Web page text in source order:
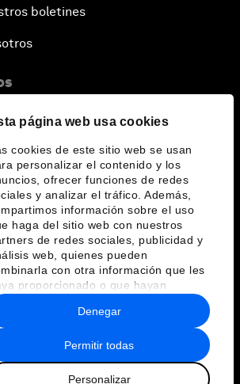
página web usa cookies
cookies de este sitio web se usan
personalizar el contenido y los
ofrecer funciones de redes
y analizar el tráfico. Además,
información sobre el uso
haga del sitio web con nuestros
de redes sociales, publicidad y
web, quienes pueden
con otra información que les
proporcionado o que hayan
a partir del uso que haya
de sus servicios.
Permitir todas
Personalizar
Denegar
boletines
el Foro
idiomas
privacidad y normas de uso